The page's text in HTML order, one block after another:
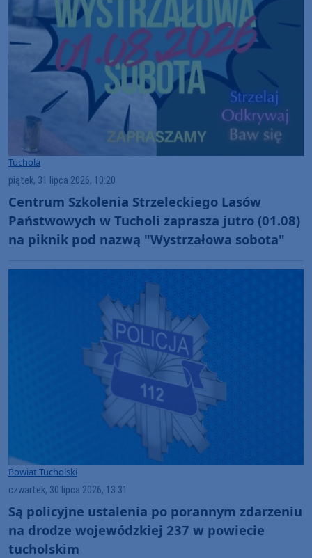
Tuchola
piątek, 31 lipca 2026, 10:20
Centrum Szkolenia Strzeleckiego Lasów
Państwowych w Tucholi zaprasza jutro (01.08)
na piknik pod nazwą "Wystrzałowa sobota"
Powiat Tucholski
czwartek, 30 lipca 2026, 13:31
Są policyjne ustalenia po porannym zdarzeniu
na drodze wojewódzkiej 237 w powiecie
tucholskim